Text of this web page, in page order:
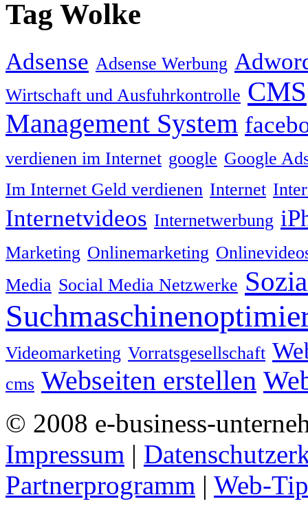
Tag Wolke
Adsense Adsense Werbung
Wirtschaft und Ausfuhrkontrolle CMS
Management System
verdienen im Internet google Google
Im Internet Geld verdienen Internet
Internetvideos Internetwerbung
Marketing Onlinemarketing
Media Social Media Netzwerke
Videomarketing Vorratsgesellschaft
cms Webseiten erstellen
© 2008 e-business-
Impressum |
Partnerprogramm | Web-